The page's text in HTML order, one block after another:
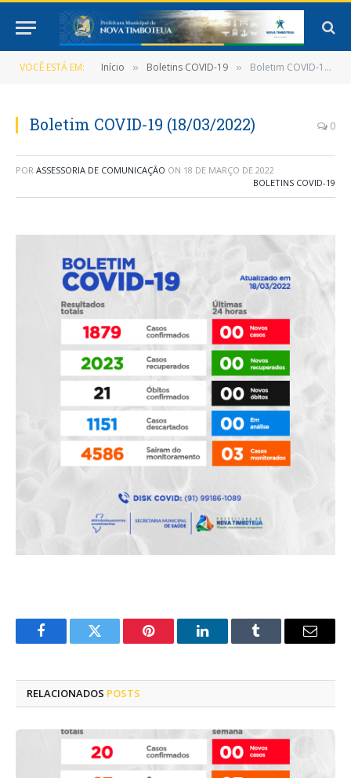
VOCÊ ESTÁ EM: Início » Boletins COVID-19 » Boletim COVID-19 (18/03/2022)
Boletim COVID-19 (18/03/2022) 0
POR ASSESSORIA DE COMUNICAÇÃO ON 18 DE MARÇO DE 2022
BOLETINS COVID-19
FacebookTwitter Pinterest LinkedInTumblr
E-
RELACIONADOS POSTS